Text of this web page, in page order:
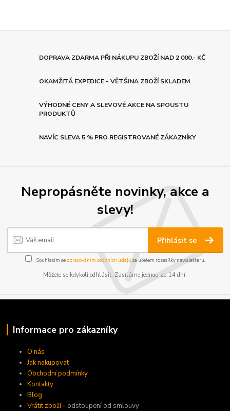
DOPRAVA ZDARMA PŘI NÁKUPU ZBOŽÍ NAD 2 000.- KČ
OKAMŽITÁ EXPEDICE - VĚTŠINA ZBOŽÍ SKLADEM
VÝHODNÉ CENY A SLEVOVÉ AKCE NA SPOUSTU
PRODUKTŮ
NAVÍC SLEVA 5 % PRO REGISTROVANÉ ZÁKAZNÍKY
Nepropásněte novinky, akce a
slevy!
Přihlásit se
Souhlasím se zpracováním osobních údajůza účelem rozesílky newsletteru.
Můžete se kdykoli odhlásit. Zasíláme jednou za 14 dní.
Informace pro zákazníky
O nás
Jak nakupovat
Obchodní podmínky
Kontakty
Blog
Vrátit zboží- odstoupení od smlouvy